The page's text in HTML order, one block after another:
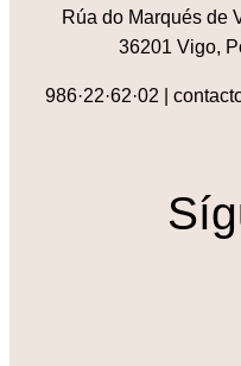
Rúa do Marqués de
36201 Vigo,
986·22·62·02 |